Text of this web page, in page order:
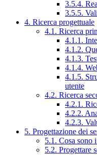
3.5.4.
3.5.5.
4. Ricerca progettuale
4.1. Ricerca
4.1.1.
4.1.2.
4.1.3.
4.1.4.
4.1.5.
utente
4.2. Ricerca
4.2.1.
4.2.2.
4.2.3.
5. Progettazione dei
5.1. Cosa sono
5.2. Progettare